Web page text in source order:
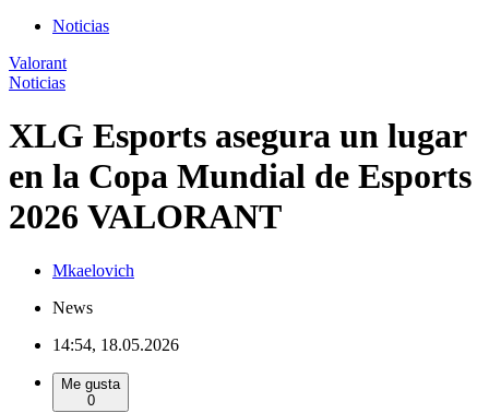
Noticias
Valorant
Noticias
XLG Esports asegura un lugar
en la Copa Mundial de Esports
2026 VALORANT
Mkaelovich
News
14:54, 18.05.2026
Me gusta
0